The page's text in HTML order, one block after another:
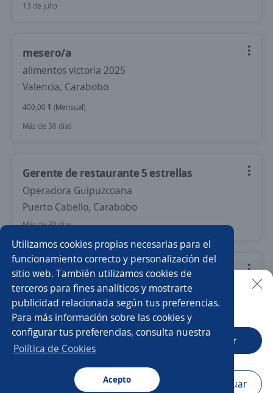
Utilizamos cookies propias necesarias para el
funcionamiento correcto y personalización del
sitio web. También utilizamos cookies de
terceros para fines analíticos y mostrarte
publicidad relacionada según tus preferencias.
Para más información sobre las cookies y
configurar tus preferencias, consulta nuestra
Política de Cookies
Acepto
13 de julio
mesero/a
alimentos victoria 2025
Valencia, Carabobo
400,00 $ (Mensual)
Más de 30 días
Gerente de restaurante 5 estrellas
Operadora Guipuzcoana
Puerto Cabello, Carabobo
Más de 30 días
Atención al cliente
LA MANSION DE LA AREPA NORTE
Valencia, Carabobo
Más de 30 días
Nuevas ofertas de empleo Avísame
Buscar es más fácil en la app
CT App Abrir
Navegador Continuar